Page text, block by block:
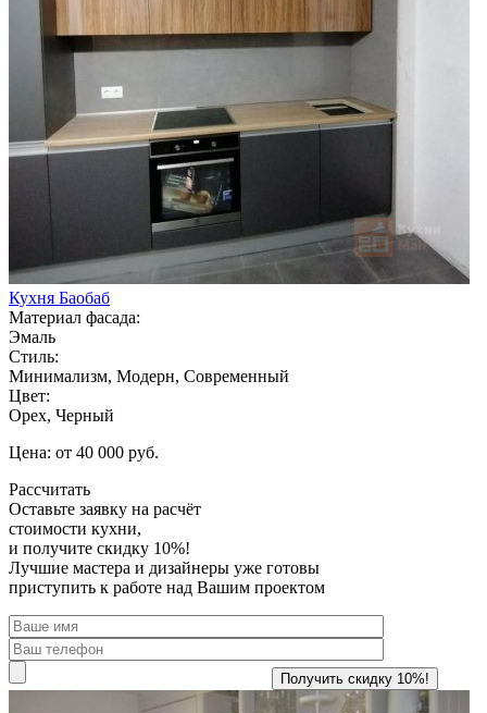
Кухня Баобаб
Материал фасада:
Эмаль
Стиль:
Минимализм, Модерн, Современный
Цвет:
Орех, Черный
Цена: от 40 000 руб.
Рассчитать
Оставьте заявку на расчёт
стоимости кухни,
и получите скидку 10%!
Лучшие мастера и дизайнеры уже готовы
приступить к работе над Вашим проектом